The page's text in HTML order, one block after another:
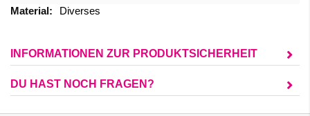
InformationenDiverses
INFORMATIONEN ZUR PRODUKTSICHERHEIT
DU HAST NOCH FRAGEN?